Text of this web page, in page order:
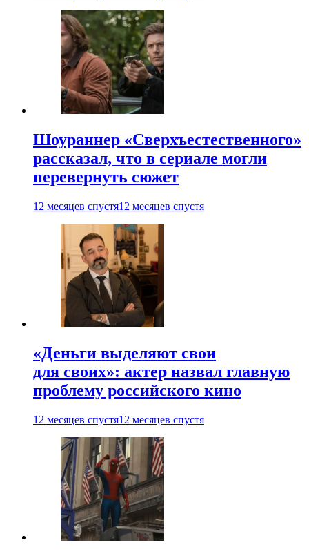
Шоураннер «Сверхъестественного»
рассказал, что в сериале могли
перевернуть сюжет
12 месяцев спустя12 месяцев спустя
«Деньги выделяют свои
для своих»: актер назвал главную
проблему российского кино
12 месяцев спустя12 месяцев спустя